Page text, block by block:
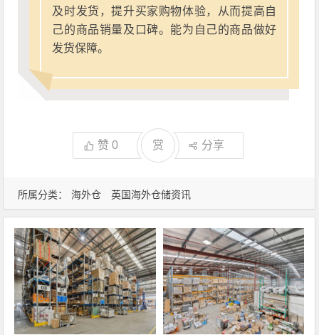
所属分类： 海外仓 英国海外仓储资讯
及时发货，提升买家购物体验，从而提高自
己的商品销量及口碑。能为自己的商品做好
发货保障。
赞0 赏 分享